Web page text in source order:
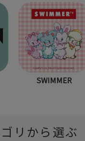
SWIMMER
リから選ぶ